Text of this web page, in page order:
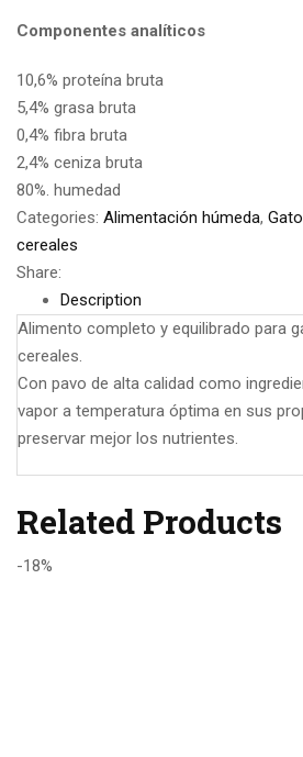
Componentes analíticos
10,6% proteína bruta
5,4% grasa bruta
0,4% fibra bruta
2,4% ceniza bruta
80%. humedad
Categories: Alimentación húmeda,
cereales
Share:
Description
Alimento completo y equilibrado para
cereales.
Con pavo de alta calidad como
vapor a temperatura óptima en sus
preservar mejor los nutrientes.
Related Products
-18%